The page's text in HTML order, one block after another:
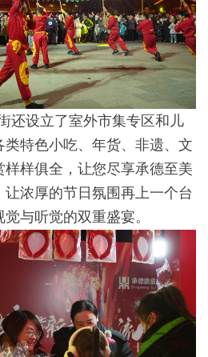
设立了室外市集专区和儿
特色小吃、年货、非遗、文
样俱全，让您尽享承德至美
浓厚的节日氛围再上一个台
与听觉的双重盛宴。